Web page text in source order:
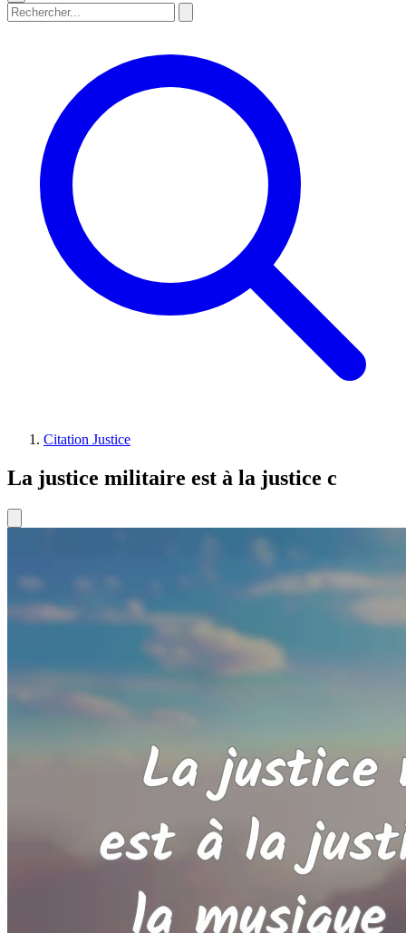
Citation Justice
La justice militaire est à la justice c